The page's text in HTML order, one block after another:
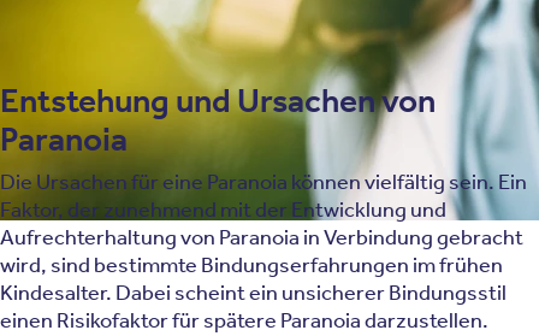
Entstehung und Ursachen von
Paranoia
Die Ursachen für eine Paranoia können vielfältig sein. Ein
Faktor, der zunehmend mit der Entwicklung und
Aufrechterhaltung von Paranoia in Verbindung gebracht
wird, sind bestimmte Bindungserfahrungen im frühen
Kindesalter. Dabei scheint ein unsicherer Bindungsstil
einen Risikofaktor für spätere Paranoia darzustellen.